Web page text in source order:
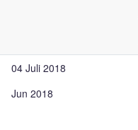
04 Juli 2018
Jun 2018